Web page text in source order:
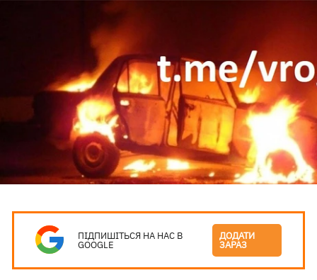
ПІДПИШІТЬСЯ НА НАС В
GOOGLE
ДОДАТИ
ЗАРАЗ